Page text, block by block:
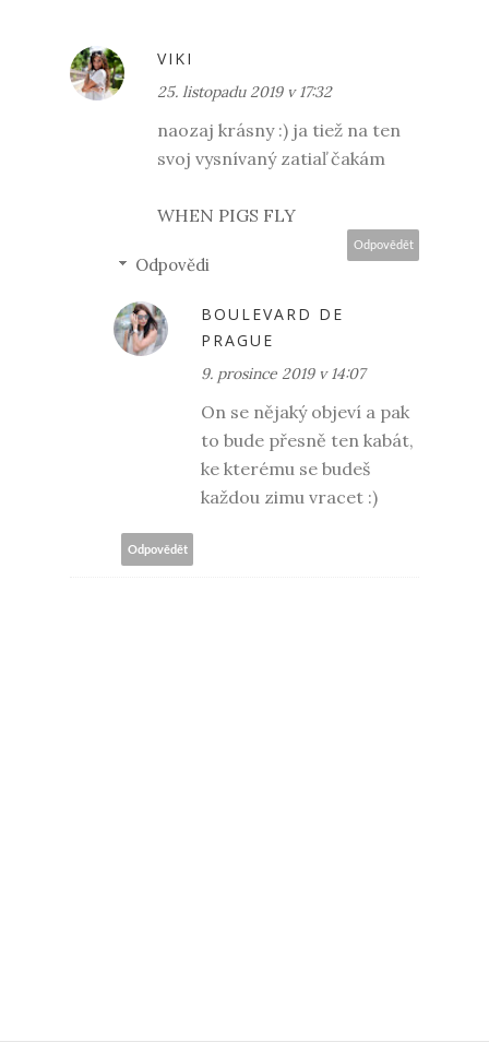
VIKI
25. listopadu 2019 v 17:32
naozaj krásny :) ja tiež na ten
svoj vysnívaný zatiaľ čakám
WHEN PIGS FLY
Odpovědět
Odpovědi
BOULEVARD DE
PRAGUE
9. prosince 2019 v 14:07
On se nějaký objeví a pak
to bude přesně ten kabát,
ke kterému se budeš
každou zimu vracet :)
Odpovědět